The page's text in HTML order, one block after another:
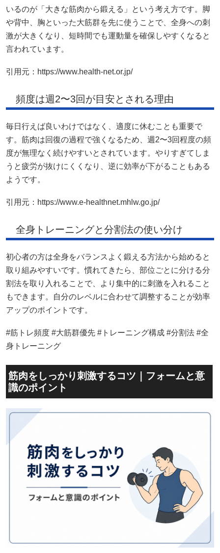
いるのが「大きな筋肉から鍛える」という考え方です。脚
や背中、胸といった大筋群を先に使うことで、全身への刺
激が大きくなり、短時間でも運動量を確保しやすくなると
言われています。
引用元：https://www.health-net.or.jp/
頻度は週2〜3回が目安とされる理由
毎日行えば良いわけではなく、適度に休むことも重要で
す。筋肉は回復の過程で強くなるため、週2〜3回程度の頻
度が無理なく続けやすいとされています。やりすぎてしま
うと疲労が抜けにくくなり、逆に効率が下がることもある
ようです。
引用元：https://www.e-healthnet.mhlw.go.jp/
全身トレーニングと分割法の使い分け
初心者の方は全身をバランスよく鍛える方法から始めると
取り組みやすいです。慣れてきたら、部位ごとに分ける分
割法を取り入れることで、より集中的に刺激を入れること
もできます。自分のレベルに合わせて調整することが効率
アップのポイントです。
#筋トレ頻度 #大筋群優先 #トレーニング構成 #分割法 #全
身トレーニング
筋肉をしっかり刺激するコツ｜フォームと意
識のポイント